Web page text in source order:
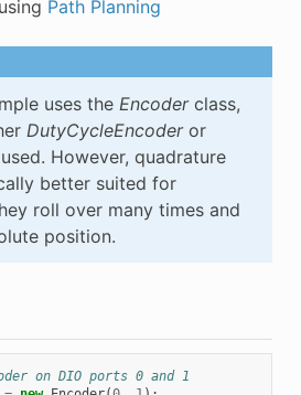
Path Planning
uses the Encoderclass,
DutyCycleEncoderor
However, quadrature
better suited for
roll over many times and
position.
on DIO ports 0 and 1